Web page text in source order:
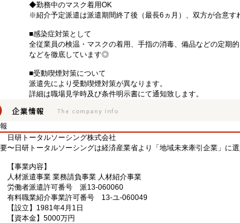
◆勤務中のマスク着用OK
※紹介予定派遣は派遣期間終了後（最長6ヵ月）、双方が合意す
■感染症対策として
全従業員の検温・マスクの着用、手指の消毒、備品などの定期
などを徹底しています◎
■受動喫煙対策について
派遣先により受動喫煙対策が異なります。
詳細は職場見学時及び条件明示書にて通知致します。
日研トータルソーシング株式会社
〜日研トータルソーシングは経済産業省より「地域未来牽引企業」に
【事業内容】
人材派遣事業 業務請負事業 人材紹介事業
労働者派遣許可番号 派13-060060
有料職業紹介事業許可番号 13-ユ-060049
【設立】1981年4月1日
【資本金】5000万円